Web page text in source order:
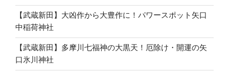
【武蔵新田】大凶作から大豊作に！パワースポット矢口
中稲荷神社
【武蔵新田】多摩川七福神の大黒天！厄除け・開運の矢
口氷川神社